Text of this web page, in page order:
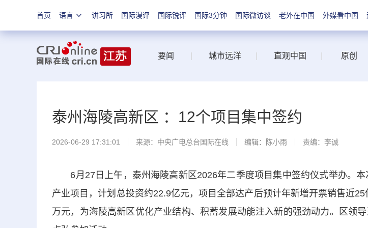
首页 语言 讲习所 国际漫评 国际锐评 国际3分钟 国际微访谈 老外在中国 外媒看中国
要闻 城市远洋 直观中国 原创
泰州海陵高新区 ：12个项目集中签约
2026-06-29 17:31:01 来源：中央广电总台国际在线 编辑：陈小雨 责编：李诚
6月27日上午，泰州海陵高新区2026年二季度项目集中签约仪式举办。本
产业项目，计划总投资约22.9亿元，项目全部达产后预计年新增开票销售近
万元，为海陵高新区优化产业结构、积蓄发展动能注入新的强劲动力。区领导